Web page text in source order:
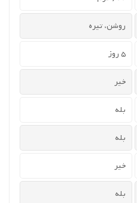
روشن، تیره
5 روز
خیر
بله
بله
خیر
بله